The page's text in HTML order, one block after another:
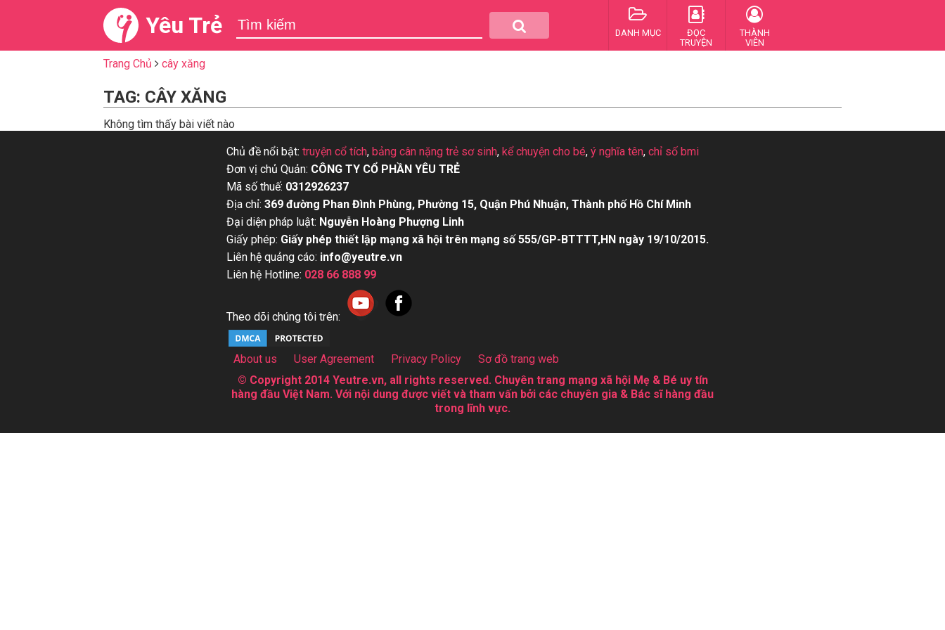
Yêu Trẻ DANH MỤC
ĐỌC
TRUYỆN
THÀNH
VIÊN
Trang Chủ cây xăng
TAG: CÂY XĂNG
Không tìm thấy bài viết nào
Chủ đề nổi bật: truyện cổ tích, bảng cân nặng trẻ sơ sinh, kể chuyện cho bé, ý nghĩa tên, chỉ số bmi
Đơn vị chủ Quản: CÔNG TY CỔ PHẦN YÊU TRẺ
Mã số thuế: 0312926237
Địa chỉ: 369 đường Phan Đình Phùng, Phường 15, Quận Phú Nhuận, Thành phố Hồ Chí Minh
Đại diện pháp luật: Nguyễn Hoàng Phượng Linh
Giấy phép: Giấy phép thiết lập mạng xã hội trên mạng số 555/GP-BTTTT,HN ngày 19/10/2015.
Liên hệ quảng cáo: info@yeutre.vn
Liên hệ Hotline: 028 66 888 99
Theo dõi chúng tôi trên:
About us User Agreement Privacy Policy
Sơ đồ trang web
© Copyright 2014 Yeutre.vn, all rights reserved. Chuyên trang mạng xã hội Mẹ & Bé uy tín
hàng đầu Việt Nam. Với nội dung được viết và tham vấn bởi các chuyên gia & Bác sĩ hàng đầu
trong lĩnh vực.